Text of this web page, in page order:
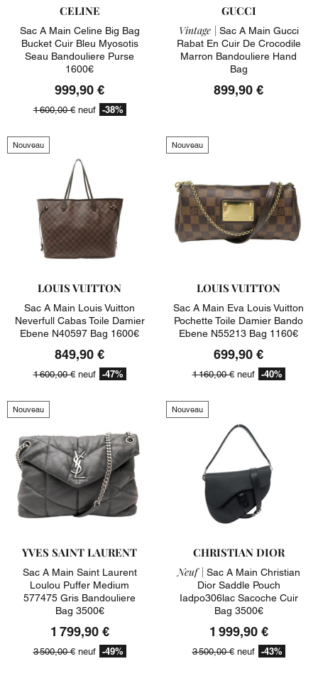
CELINE
Sac A Main Celine Big Bag
Bucket Cuir Bleu Myosotis
Seau Bandouliere Purse
1600€
999,90 €
1 600,00 €neuf -38%
GUCCI
Vintage | Sac A Main Gucci
Rabat En Cuir De Crocodile
Marron Bandouliere Hand
Bag
899,90 €
Nouveau
LOUIS VUITTON
Sac A Main Louis Vuitton
Neverfull Cabas Toile Damier
Ebene N40597 Bag 1600€
849,90 €
1 600,00 €neuf -47%
Nouveau
LOUIS VUITTON
Sac A Main Eva Louis Vuitton
Pochette Toile Damier Bando
Ebene N55213 Bag 1160€
699,90 €
1 160,00 €neuf -40%
Nouveau
YVES SAINT LAURENT
Sac A Main Saint Laurent
Loulou Puffer Medium
577475 Gris Bandouliere
Bag 3500€
1 799,90 €
3 500,00 €neuf -49%
Nouveau
CHRISTIAN DIOR
Neuf | Sac A Main Christian
Dior Saddle Pouch
Iadpo306lac Sacoche Cuir
Bag 3500€
1 999,90 €
3 500,00 €neuf -43%